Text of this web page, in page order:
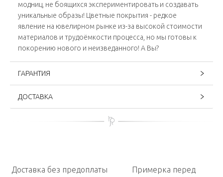
модниц, не боящихся экспериментировать и создавать
уникальные образы! Цветные покрытия - редкое
явление на ювелирном рынке из-за высокой стоимости
материалов и трудоёмкости процесса, но мы готовы к
покорению нового и неизведанного! А Вы?
ГАРАНТИЯ
ДОСТАВКА
Доставка без предоплаты
Примерка перед